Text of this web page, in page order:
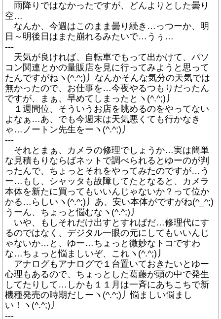
雨降りではなかったですが、どんよりとした曇り
空…
なんか、今週はこのまま曇り続き…っつーか、明
日～明後日はまた崩れるみたいで…うぅ…
---
天気が良ければ、自転車でもって出かけて、パソ
コン関連とかの量販店を見に行ってみようと思って
たんですがねヽ(^.^;)丿なんかそんな気分の天気では
無かったので、お仕事を…今夜やるつもりだったん
ですが、まぁ、早めてしまったとヽ(^.^;)丿
１週間位、そういうお店を眺めるのをやってない
よなぁ…あ、でも今週末は天気悪くても行かなき
ゃ…ノートン先生をーヽ(^.^;)丿
---
それとまぁ、カメラの修理でしょうか…実は簡単
な見積もりならばネットで調べられるとゆーのが判
ったんで、ちょっとそれをやってみたのですが…う
ー…もし、シャッタも故障してたとなると、カメラ
本体を新たに買ってもいいんじゃないか？って位か
かる…らしいヽ(^.^;)丿あ、安い本体がですがね(^_^;)
うーん、ちょっと悩むなヽ(^.^;)丿
いや、もしそれだけ出すとすればだ…修理代にす
るのではなく、デジタル一眼の元にしてもいいんじ
ゃないか…と、ゆー…ちょっと微妙なトコですわ
な…ちょっと悩ましいぞ、これヽ(^.^;)丿
アナログもアナログで１台置いておきたいとゆー
心理もあるので、ちょっとした葛藤が頭の中で発生
してたりして…しかも１１月は一斉にあちこちで新
機種発売の時期だしーヽ(^.^;)丿悩ましい悩まし
い！ヽ(^.^;)丿
---